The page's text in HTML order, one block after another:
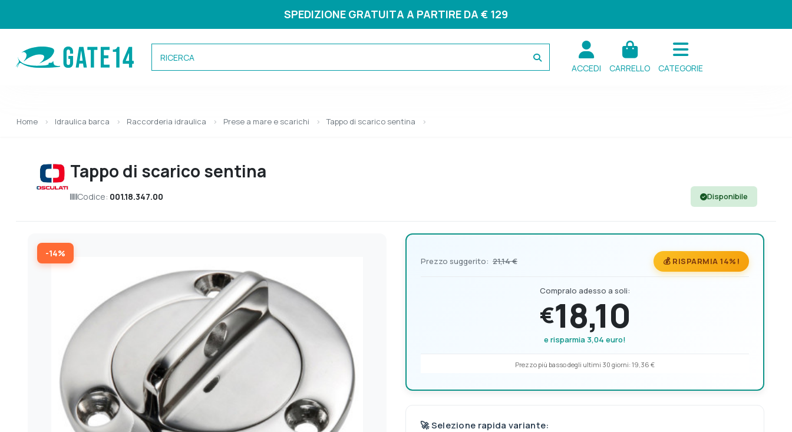
SPEDIZIONE GRATUITA A PARTIRE DA € 129
ACCEDI CARRELLO CATEGORIE
Categorie
Home Idraulica barca Raccorderia idraulica Prese a mare e scarichi Tappo di scarico sentina
Tappo di scarico sentina
Codice: 001.18.347.00 Disponibile
-14%
Prezzo suggerito: 21,14 € 💰 RISPARMIA 14%!
Compralo adesso a soli:
€18,10
e risparmia 3,04 euro!
Prezzo più basso degli ultimi 30 giorni: 19,36 €
🚀 Selezione rapida variante: